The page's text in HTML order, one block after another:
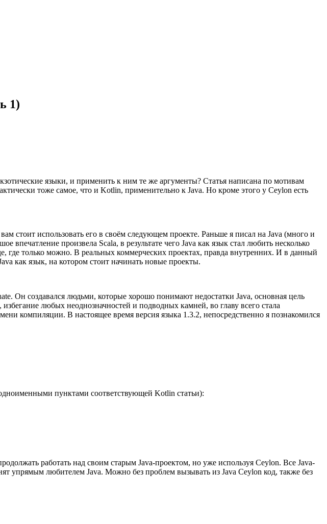
1)
языки, и применить к ним те же аргументы? Статья написана по мотивам
тоже самое, что и Kotlin, применительно к Java. Но кроме этого у Ceylon есть
стоит использовать его в своём следующем проекте. Раньше я писал на Java (много и
впечатление произвела Scala, в результате чего Java как язык стал любить несколько
где только можно. В реальных коммерческих проектах, правда внутренних. И в данный
как язык, на котором стоит начинать новые проекты.
Он создавался людьми, которые хорошо понимают недостатки Java, основная цель
любых неоднозначностей и подводных камней, во главу всего стала
компиляции. В настоящее время версия языка 1.3.2, непосредственно я познакомился
пунктами соответствующей Kotlin статьи):
работать над своим старым Java-проектом, но уже используя Ceylon. Все Java-
упрямым любителем Java. Можно без проблем вызывать из Java Ceylon код, также без